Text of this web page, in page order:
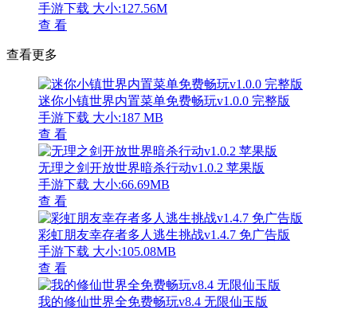
手游下载 大小:127.56M
查 看
查看更多
迷你小镇世界内置菜单免费畅玩v1.0.0 完整版
手游下载 大小:187 MB
查 看
无理之剑开放世界暗杀行动v1.0.2 苹果版
手游下载 大小:66.69MB
查 看
彩虹朋友幸存者多人逃生挑战v1.4.7 免广告版
手游下载 大小:105.08MB
查 看
我的修仙世界全免费畅玩v8.4 无限仙玉版